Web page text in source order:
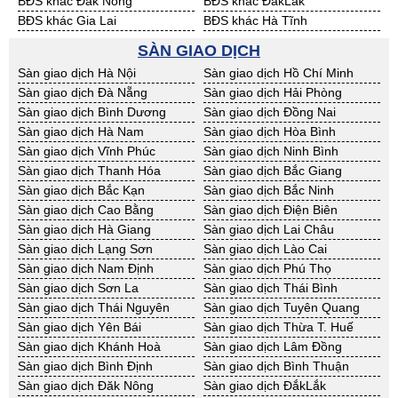
BĐS khác Gia Lai
BĐS khác Hà Tĩnh
BĐS khác Ninh Thuận
BĐS khác Phú Yên
BĐS khác Quảng Bình
BĐS khác Quảng Nam
BĐS khác Quảng Ngãi
BĐS khác Bà Rịa - VT
BĐS khác Cần Thơ
BĐS khác An Giang
BĐS khác Bạc Liêu
BĐS khác Bến Tre
BĐS khác Bình Phước
BĐS khác Cà Mau
BĐS khác Đồng Tháp
BĐS khác Hậu Giang
BĐS khác Kiên Giang
BĐS khác Long An
BĐS khác Sóc Trăng
BĐS khác Tây Ninh
BĐS khác Tiền Giang
BĐS khác Trà Vinh
BĐS khác Vĩnh Long
BĐS khác Hải Dương
BĐS khác Hưng Yên
BĐS khác Quảng Ninh
SÀN GIAO DỊCH
Sàn giao dịch Hà Nội
Sàn giao dịch Hồ Chí Minh
Sàn giao dịch Đà Nẵng
Sàn giao dịch Hải Phòng
Sàn giao dịch Bình Dương
Sàn giao dịch Đồng Nai
Sàn giao dịch Hà Nam
Sàn giao dịch Hòa Bình
Sàn giao dịch Vĩnh Phúc
Sàn giao dịch Ninh Bình
Sàn giao dịch Thanh Hóa
Sàn giao dịch Bắc Giang
Sàn giao dịch Bắc Kạn
Sàn giao dịch Bắc Ninh
Sàn giao dịch Cao Bằng
Sàn giao dịch Điện Biên
Sàn giao dịch Hà Giang
Sàn giao dịch Lai Châu
Sàn giao dịch Lạng Sơn
Sàn giao dịch Lào Cai
Sàn giao dịch Nam Định
Sàn giao dịch Phú Thọ
Sàn giao dịch Sơn La
Sàn giao dịch Thái Bình
Sàn giao dịch Thái Nguyên
Sàn giao dịch Tuyên Quang
Sàn giao dịch Yên Bái
Sàn giao dịch Thừa T. Huế
Sàn giao dịch Khánh Hoà
Sàn giao dịch Lâm Đồng
Sàn giao dịch Bình Định
Sàn giao dịch Bình Thuận
Sàn giao dịch Đăk Nông
Sàn giao dịch ĐắkLắk